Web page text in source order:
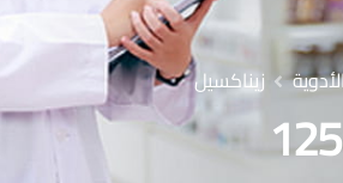
زيناكسيل